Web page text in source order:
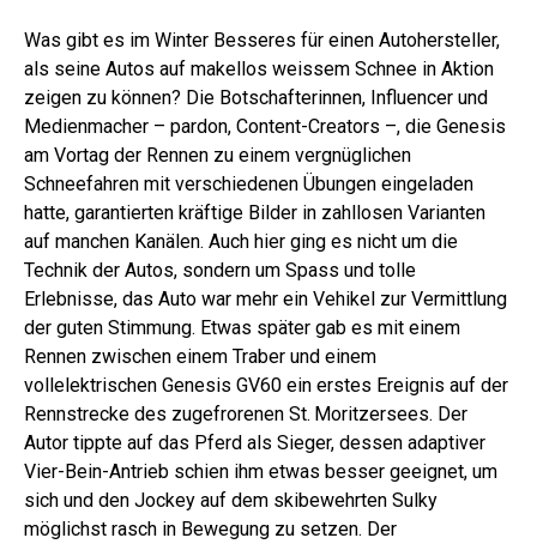
Was gibt es im Winter Besseres für einen Autohersteller,
als seine Autos auf makellos weissem Schnee in Aktion
zeigen zu können? Die Botschafterinnen, Influencer und
Medienmacher – pardon, Content-Creators –, die Genesis
am Vortag der Rennen zu einem vergnüglichen
Schneefahren mit verschiedenen Übungen eingeladen
hatte, garantierten kräftige Bilder in zahllosen Varianten
auf manchen Kanälen. Auch hier ging es nicht um die
Technik der Autos, sondern um Spass und tolle
Erlebnisse, das Auto war mehr ein Vehikel zur Vermittlung
der guten Stimmung. Etwas später gab es mit einem
Rennen zwischen einem Traber und ­einem
vollelektrischen Genesis GV60 ein erstes Ereignis auf der
Rennstrecke des zugefrorenen St. Moritzersees. Der
Autor tippte auf das Pferd als Sieger, dessen adaptiver
Vier-Bein-Antrieb schien ihm etwas besser geeignet, um
sich und den Jockey auf dem skibewehrten Sulky
möglichst rasch in Bewegung zu setzen. Der